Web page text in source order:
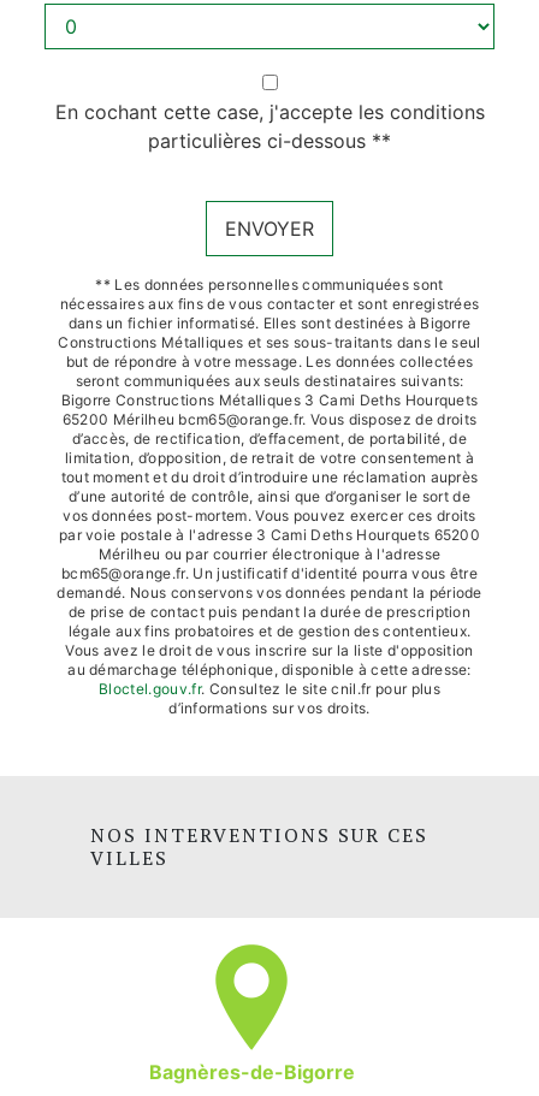
En cochant cette case, j'accepte les conditions
particulières ci-dessous **
ENVOYER
** Les données personnelles communiquées sont
nécessaires aux fins de vous contacter et sont enregistrées
dans un fichier informatisé. Elles sont destinées à Bigorre
Constructions Métalliques et ses sous-traitants dans le seul
but de répondre à votre message. Les données collectées
seront communiquées aux seuls destinataires suivants:
Bigorre Constructions Métalliques 3 Cami Deths Hourquets
65200 Mérilheu bcm65@orange.fr. Vous disposez de droits
d’accès, de rectification, d’effacement, de portabilité, de
limitation, d’opposition, de retrait de votre consentement à
tout moment et du droit d’introduire une réclamation auprès
d’une autorité de contrôle, ainsi que d’organiser le sort de
vos données post-mortem. Vous pouvez exercer ces droits
par voie postale à l'adresse 3 Cami Deths Hourquets 65200
Mérilheu ou par courrier électronique à l'adresse
bcm65@orange.fr. Un justificatif d'identité pourra vous être
demandé. Nous conservons vos données pendant la période
de prise de contact puis pendant la durée de prescription
légale aux fins probatoires et de gestion des contentieux.
Vous avez le droit de vous inscrire sur la liste d'opposition
au démarchage téléphonique, disponible à cette adresse:
Bloctel.gouv.fr. Consultez le site cnil.fr pour plus
d’informations sur vos droits.
NOS INTERVENTIONS SUR CES
VILLES
Bagnères-de-Bigorre